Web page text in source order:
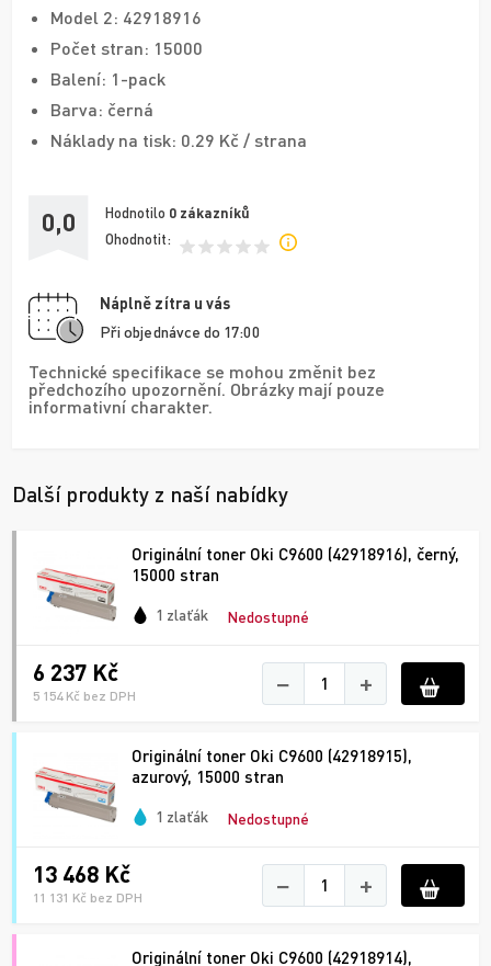
Model 2: 42918916
Počet stran: 15000
Balení: 1-pack
Barva: černá
Náklady na tisk: 0.29 Kč / strana
0,0 Hodnotilo 0 zákazníků
Ohodnotit:
Náplně zítra u vás
Při objednávce do 17:00
Technické specifikace se mohou změnit bez
předchozího upozornění. Obrázky mají pouze
informativní charakter.
Další produkty z naší nabídky
Originální toner Oki C9600 (42918916), černý,
15000 stran
1 zlaťák Nedostupné
6 237 Kč
5 154 Kč bez DPH − +
Originální toner Oki C9600 (42918915),
azurový, 15000 stran
1 zlaťák Nedostupné
13 468 Kč
11 131 Kč bez DPH − +
Originální toner Oki C9600 (42918914),